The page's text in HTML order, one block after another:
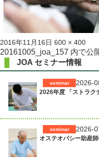
投
稿
日:
2016年11月16日 フ
ル
サ
イ
ズ
600 × 400
投
稿
ナ
ビ
ゲ
シ
ョ
20161005_joa_157 内で公
JOA セミナー情報
2026-
seminar
2026年度 「ストラク
2026-
seminar
オステオパシー助産